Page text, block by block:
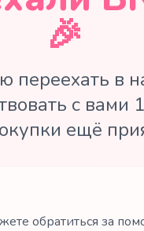
🎉
переехать в
с вами
ещё
обратиться за